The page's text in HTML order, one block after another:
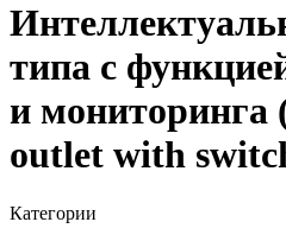
типа с
и мониторинга
outlet with
Категории